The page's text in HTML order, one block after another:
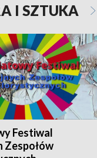
I SZTUKA
Festiwal
Zespołów